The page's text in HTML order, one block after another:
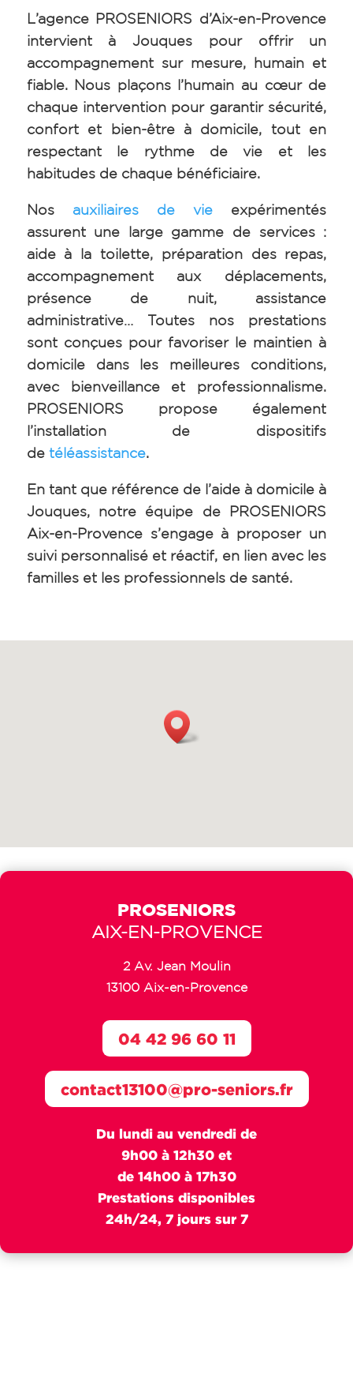
L’agence PROSENIORS d’Aix-en-Provence
intervient à Jouques pour offrir un
accompagnement sur mesure, humain et
fiable. Nous plaçons l’humain au cœur de
chaque intervention pour garantir sécurité,
confort et bien-être à domicile, tout en
respectant le rythme de vie et les
habitudes de chaque bénéficiaire.
Nos auxiliaires de vie expérimentés
assurent une large gamme de services :
aide à la toilette, préparation des repas,
accompagnement aux déplacements,
présence de nuit, assistance
administrative… Toutes nos prestations
sont conçues pour favoriser le maintien à
domicile dans les meilleures conditions,
avec bienveillance et professionnalisme.
PROSENIORS propose également
l’installation de dispositifs
de téléassistance.
En tant que référence de l’aide à domicile à
Jouques, notre équipe de PROSENIORS
Aix-en-Provence s’engage à proposer un
suivi personnalisé et réactif, en lien avec les
familles et les professionnels de santé.
PROSENIORS
AIX-EN-PROVENCE
2 Av. Jean Moulin
13100 Aix-en-Provence
Du lundi au vendredi de
9h00 à 12h30 et
de 14h00 à 17h30
Prestations disponibles
24h/24, 7 jours sur 7
contact13100@pro-seniors.fr
04 42 96 60 11